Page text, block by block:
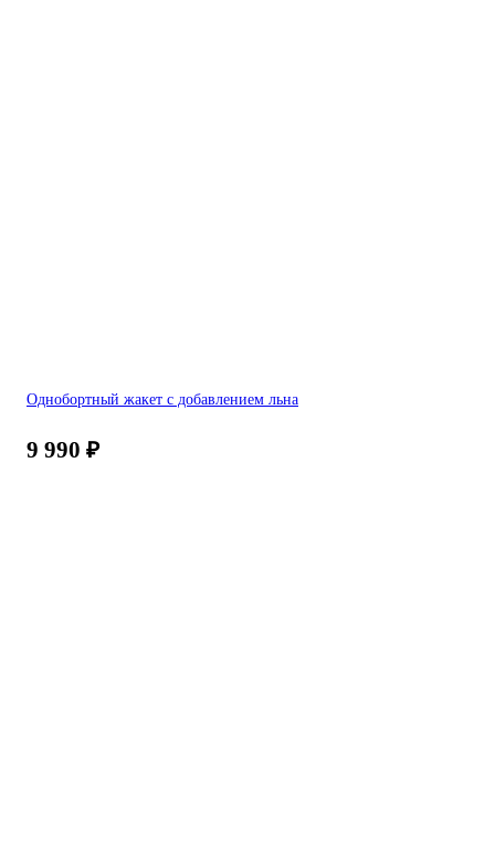
Однобортный жакет с добавлением льна
9 990 ₽